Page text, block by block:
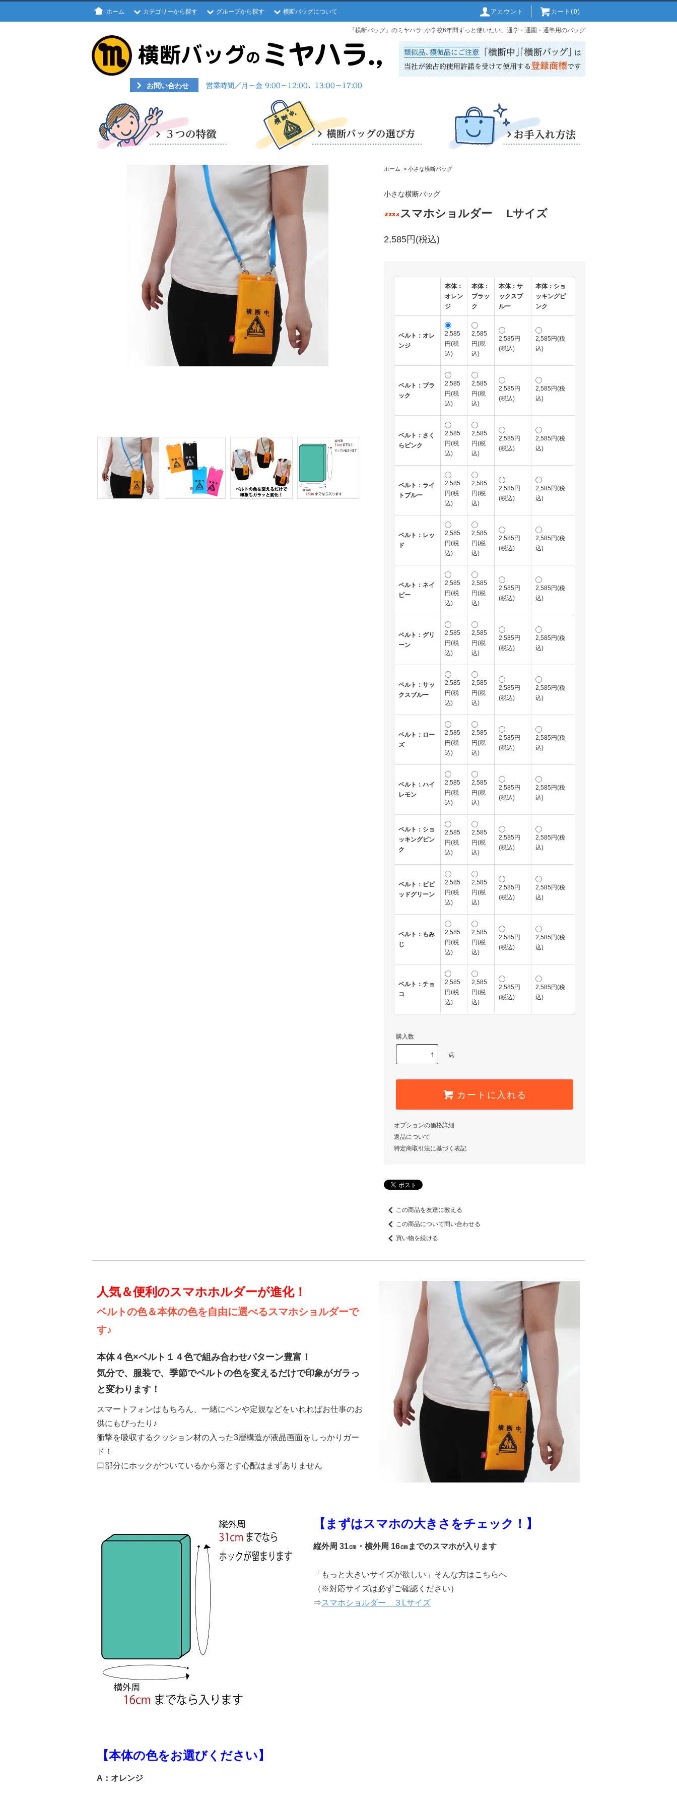
ホーム カテゴリーから探す グループから探す 横断バッグについて アカウント カート(0)
『横断バッグ』のミヤハラ.,小学校6年間ずっと使いたい、通学・通園・通塾用のバッグ
お問い合わせ
ホーム > 小さな横断バッグ
小さな横断バッグ
スマホショルダー Lサイズ
2,585円(税込)
本体：
オレン
ジ
本体：
ブラッ
ク
本体：サ
ックスブ
ルー
本体：ショ
ッキングピ
ンク
ベルト：オレ
ンジ
2,585
円(税
込)
2,585
円(税
込)
2,585円
(税込)
2,585円(税
込)
ベルト：ブラ
ック
2,585
円(税
込)
2,585
円(税
込)
2,585円
(税込)
2,585円(税
込)
ベルト：さく
らピンク
2,585
円(税
込)
2,585
円(税
込)
2,585円
(税込)
2,585円(税
込)
ベルト：ライ
トブルー
2,585
円(税
込)
2,585
円(税
込)
2,585円
(税込)
2,585円(税
込)
ベルト：レッ
ド
2,585
円(税
込)
2,585
円(税
込)
2,585円
(税込)
2,585円(税
込)
ベルト：ネイ
ビー
2,585
円(税
込)
2,585
円(税
込)
2,585円
(税込)
2,585円(税
込)
ベルト：グリ
ーン
2,585
円(税
込)
2,585
円(税
込)
2,585円
(税込)
2,585円(税
込)
ベルト：サッ
クスブルー
2,585
円(税
込)
2,585
円(税
込)
2,585円
(税込)
2,585円(税
込)
ベルト：ロー
ズ
2,585
円(税
込)
2,585
円(税
込)
2,585円
(税込)
2,585円(税
込)
ベルト：ハイ
レモン
2,585
円(税
込)
2,585
円(税
込)
2,585円
(税込)
2,585円(税
込)
ベルト：ショ
ッキングピン
ク
2,585
円(税
込)
2,585
円(税
込)
2,585円
(税込)
2,585円(税
込)
ベルト：ビビ
ッドグリーン
2,585
円(税
込)
2,585
円(税
込)
2,585円
(税込)
2,585円(税
込)
ベルト：もみ
じ
2,585
円(税
込)
2,585
円(税
込)
2,585円
(税込)
2,585円(税
込)
ベルト：チョ
コ
2,585
円(税
込)
2,585
円(税
込)
2,585円
(税込)
2,585円(税
込)
購入数
点
カートに入れる
オプションの価格詳細
返品について
特定商取引法に基づく表記
この商品を友達に教える
この商品について問い合わせる
買い物を続ける
人気＆便利のスマホホルダーが進化！
ベルトの色＆本体の色を自由に選べるスマホショルダーで
す♪
本体４色×ベルト１４色で組み合わせパターン豊富！
気分で、服装で、季節でベルトの色を変えるだけで印象がガラっ
と変わります！
スマートフォンはもちろん、一緒にペンや定規などをいれればお仕事のお
供にもぴったり♪
衝撃を吸収するクッション材の入った3層構造が液晶画面をしっかりガー
ド！
口部分にホックがついているから落とす心配はまずありません
【まずはスマホの大きさをチェック！】
縦外周 31㎝・横外周 16㎝までのスマホが入ります
「もっと大きいサイズが欲しい」そんな方はこちらへ
（※対応サイズは必ずご確認ください）
⇒スマホショルダー ３Lサイズ
【本体の色をお選びください】
A：オレンジ